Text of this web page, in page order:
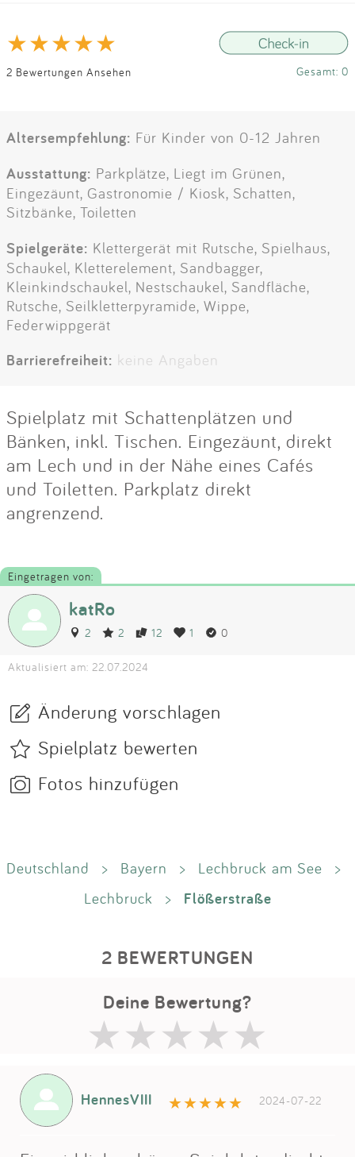
2 Bewertungen Ansehen Gesamt: 0
Altersempfehlung: Für Kinder von 0-12 Jahren
Ausstattung: Parkplätze, Liegt im Grünen,
Eingezäunt, Gastronomie / Kiosk, Schatten,
Sitzbänke, Toiletten
Spielgeräte: Klettergerät mit Rutsche, Spielhaus,
Schaukel, Kletterelement, Sandbagger,
Kleinkindschaukel, Nestschaukel, Sandfläche,
Rutsche, Seilkletterpyramide, Wippe,
Federwippgerät
Barrierefreiheit: keine Angaben
Spielplatz mit Schattenplätzen und
Bänken, inkl. Tischen. Eingezäunt, direkt
am Lech und in der Nähe eines Cafés
und Toiletten. Parkplatz direkt
angrenzend.
Eingetragen von:
katRo
2 2 12 1 0
Aktualisiert am: 22.07.2024
Änderung vorschlagen
Spielplatz bewerten
Fotos hinzufügen
Deutschland > Bayern > Lechbruck am See
>
Lechbruck
> Flößerstraße
2 BEWERTUNGEN
Deine Bewertung?
HennesVIII 2024-07-22